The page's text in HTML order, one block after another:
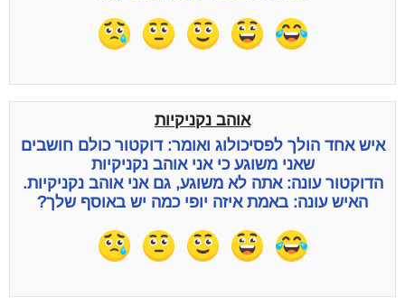
אוהב נקניקיות
איש אחד הולך לפסיכולוג ואומר: דוקטור כולם חושבים
שאני משוגע כי אני אוהב נקניקיות
הדוקטור עונה: אתה לא משוגע, גם אני אוהב נקניקיות.
האיש עונה: באמת איזה יופי כמה יש באוסף שלך?